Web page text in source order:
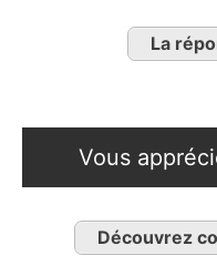
La
Vous
Découvrez